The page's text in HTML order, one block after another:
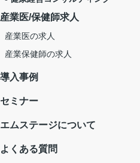
産業医/保健師求人
産業医の求人
産業保健師の求人
導入事例
セミナー
エムステージについて
よくある質問